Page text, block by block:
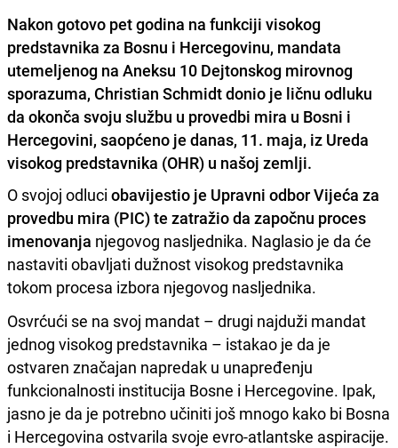
Nakon gotovo pet godina na funkciji visokog
predstavnika za Bosnu i Hercegovinu, mandata
utemeljenog na Aneksu 10 Dejtonskog mirovnog
sporazuma, Christian Schmidt donio je ličnu odluku
da okonča svoju službu u provedbi mira u Bosni i
Hercegovini, saopćeno je danas, 11. maja, iz Ureda
visokog predstavnika (OHR) u našoj zemlji.
O svojoj odluci obavijestio je Upravni odbor Vijeća za
provedbu mira (PIC) te zatražio da započnu proces
imenovanja njegovog nasljednika. Naglasio je da će
nastaviti obavljati dužnost visokog predstavnika
tokom procesa izbora njegovog nasljednika.
Osvrćući se na svoj mandat – drugi najduži mandat
jednog visokog predstavnika – istakao je da je
ostvaren značajan napredak u unapređenju
funkcionalnosti institucija Bosne i Hercegovine. Ipak,
jasno je da je potrebno učiniti još mnogo kako bi Bosna
i Hercegovina ostvarila svoje evro-atlantske aspiracije.